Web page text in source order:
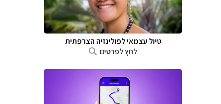
טיול עצמאי לפולינזיה הצרפתית
לחץ לפרטים